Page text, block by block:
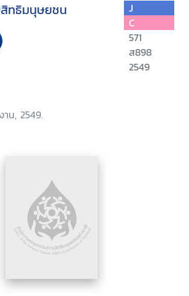
ทธิมนุษยชน
น, 2549.
J
C
571
ส898
2549